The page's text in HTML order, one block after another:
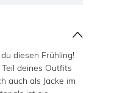
diesen Frühling!
deines Outfits
auch als Jacke im